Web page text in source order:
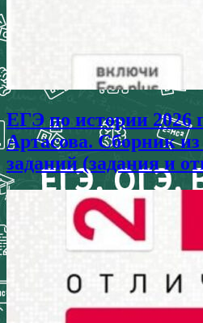
ЕГЭ по истории 2026
Артасова. Сборник
заданий (задания и